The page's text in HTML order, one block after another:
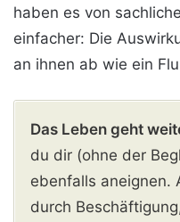
haben es von
einfacher: Die
an ihnen ab wie ein
Das Leben geht
du dir (ohne der
ebenfalls aneignen.
durch